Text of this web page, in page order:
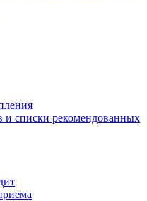
и списки рекомендованных